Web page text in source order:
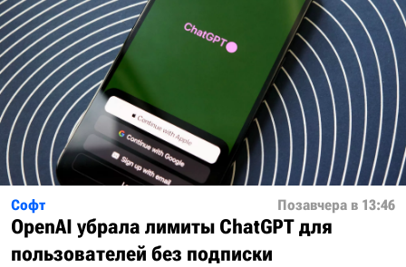
Софт Позавчера в 13:46
OpenAI убрала лимиты ChatGPT для
пользователей без подписки